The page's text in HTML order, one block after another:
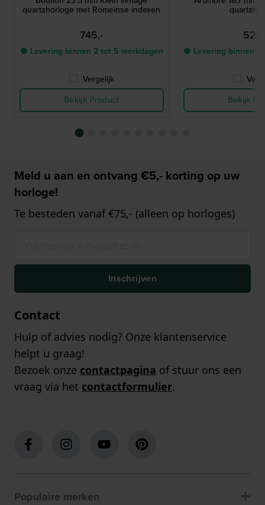
quartzhorloge met Romeinse indexen
745,-
● Levering binnen 2 tot 5 werkdagen
Vergelijk
Bekijk Product
● Levering binnen
Bekijk
Meld u aan en ontvang €5,- korting op uw
horloge!
Te besteden vanaf €75,- (alleen op horloges)
Inschrijven
Contact
Hulp of advies nodig? Onze klantenservice
helpt u graag!
Bezoek onze contactpagina of stuur ons een
vraag via het contactformulier.
Populaire merken